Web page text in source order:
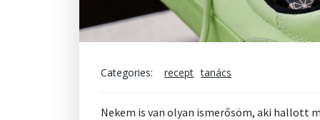
Categories: recept tanács
Nekem is van olyan ismerősöm, aki hallott